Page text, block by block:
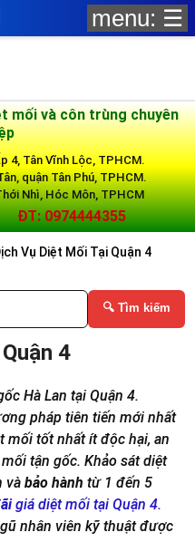
menu: ☰
mối và côn trùng chuyên
4, Tân Vĩnh Lộc, TPHCM.
quận Tân Phú, TPHCM.
Nhì, Hóc Môn, TPHCM
ĐT: 0974444355
Vụ Diệt Mối Tại Quận 4
🔍 Tìm kiếm
4
Hà Lan tại Quận 4.
pháp tiên tiến mới nhất
mối tốt nhất ít độc hại, an
tận gốc. Khảo sát diệt
vàbảo hànhtừ 1 đến 5
giá diệt mối tại Quận 4.
nhân viên kỹ thuật được